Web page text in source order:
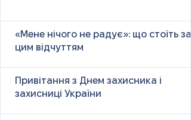
«Мене нічого не радує»: що стоїть за
цим відчуттям
Привітання з Днем захисника і
захисниці України